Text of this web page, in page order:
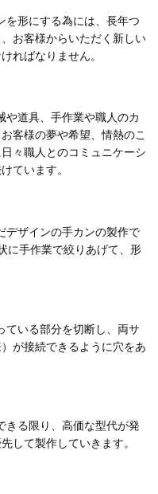
を形にする為には、長年つ
お客様からいただく新しい
ればなりません。
や道具、手作業や職人のカ
客様の夢や希望、情熱のこ
々職人とのコミュニケーシ
ています。
デザインの手カンの製作で
に手作業で絞りあげて、形
ている部分を切断し、両サ
が接続できるように穴をあ
きる限り、高価な型代が発
して製作していきます。